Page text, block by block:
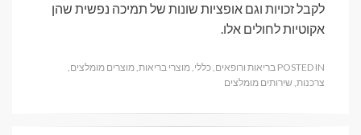
לקבל זכויות וגם אופציות שונות של תמיכה נפשית שהן
אקוטיות לחולים אלו.
POSTED IN בריאות ורופאים,כללי,מוצרי בריאות,מוצרים מומלצים,
צרכנות, שירותים מומלצים